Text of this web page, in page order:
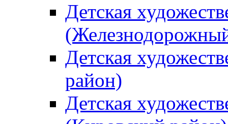
Детская
Детская
район)
Детская